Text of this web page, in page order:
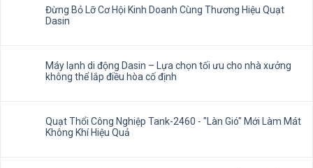
Đừng Bỏ Lỡ Cơ Hội Kinh Doanh Cùng Thương Hiệu Quạt
Dasin
Máy lạnh di động Dasin – Lựa chọn tối ưu cho nhà xưởng
không thể lắp điều hòa cố định
Quạt Thổi Công Nghiệp Tank-2460 - "Làn Gió" Mới Làm Mát
Không Khí Hiệu Quả